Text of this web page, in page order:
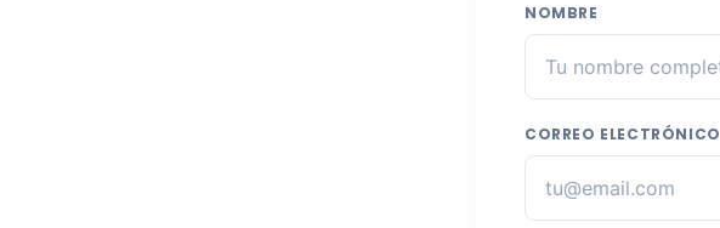
NOMBRE
CORREO ELECTRÓNICO